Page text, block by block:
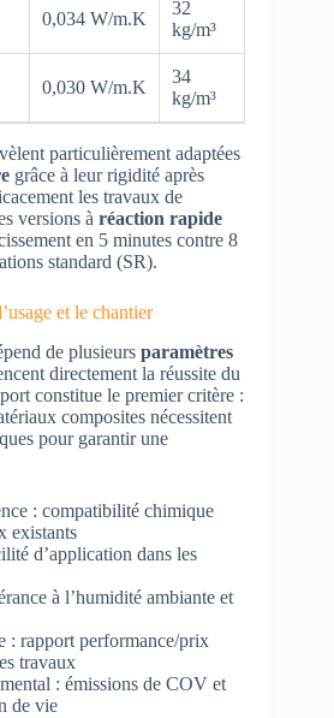
0,034 W/m.K
32
kg/m³
0,030 W/m.K
34
kg/m³
particulièrement adaptées
grâce à leur rigidité après
les travaux de
versions à réaction rapide
en 5 minutes contre 8
standard (SR).
et le chantier
de plusieurs paramètres
directement la réussite du
constitue le premier critère :
composites nécessitent
pour garantir une
: compatibilité chimique
existants
d’application dans les
à l’humidité ambiante et
: rapport performance/prix
travaux
: émissions de COV et
de vie